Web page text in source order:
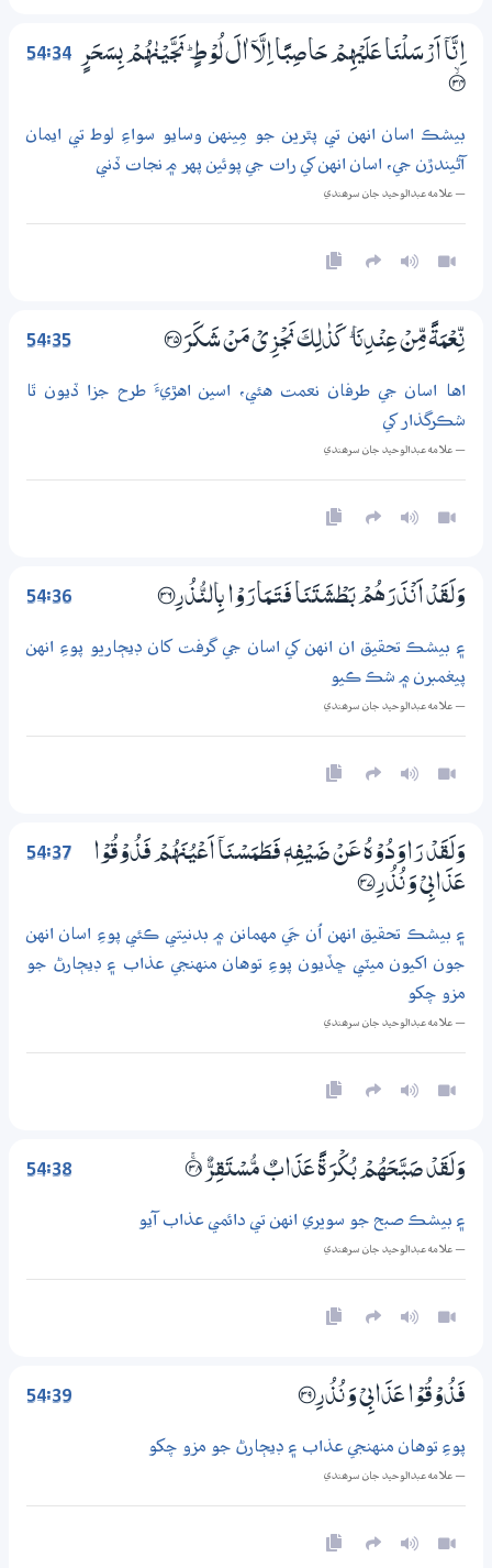
54:34
اِنَّآ اَرْسَلْنَا عَلَيْهِمْ حَاصِبًا اِلَّآ اٰلَ لُوْطٍ ۭ نَجَّيْنٰهُمْ بِسَحَرٍ
۝ۙ34
بيشڪ اسان انهن تي پٿرين جو مِينهن وسايو سواءِ لوط تي ايمان
آڻيندڙن جي، اسان انهن کي رات جي پوئين پهر ۾ نجات ڏني
— علامه عبدالوحيد جان سرھندي
54:35 نِّعْمَةً مِّنْ عِنْدِنَا ۭ كَذٰلِكَ نَجْزِيْ مَنْ شَكَرَ ؀35
اها اسان جي طرفان نعمت هئي، اسين اهڙيءَ طرح جزا ڏيون ٿا
شڪرگذار کي
— علامه عبدالوحيد جان سرھندي
54:36 وَلَقَدْ اَنْذَرَهُمْ بَطْشَتَنَا فَتَـمَارَوْا بِالنُّذُرِ ؀36
۽ بيشڪ تحقيق ان انهن کي اسان جي گرفت کان ڊيڄاريو پوءِ انهن
پيغمبرن ۾ شڪ ڪيو
— علامه عبدالوحيد جان سرھندي
54:37
وَلَقَدْ رَاوَدُوْهُ عَنْ ضَيْفِهٖ فَطَمَسْـنَآ اَعْيُنَهُمْ فَذُوْقُوْا
عَذَابِيْ وَنُذُرِ ؀37
۽ بيشڪ تحقيق انهن اُن جَي مهمانن ۾ بدنيتي ڪئي پوءِ اسان انهن
جون اکيون ميٽي ڇڏيون پوءِ توهان منهنجي عذاب ۽ ڊيڄارڻ جو
مزو چکو
— علامه عبدالوحيد جان سرھندي
54:38 وَلَقَدْ صَبَّحَهُمْ بُكْرَةً عَذَابٌ مُّسْتَقِرٌّ ۝ۚ38
۽ بيشڪ صبح جو سويري انهن تي دائمي عذاب آيو
— علامه عبدالوحيد جان سرھندي
54:39 فَذُوْقُوْا عَذَابِيْ وَنُذُرِ ؀39
پوءِ توهان منهنجي عذاب ۽ ڊيڄارڻ جو مزو چکو
— علامه عبدالوحيد جان سرھندي